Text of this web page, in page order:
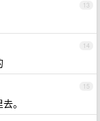
13
14
15
。